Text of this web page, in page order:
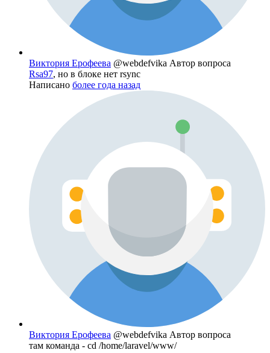
Виктория Ерофеева @webdefvika Автор вопроса
Rsa97, но в блоке нет rsync
Написано более года назад
Виктория Ерофеева @webdefvika Автор вопроса
там команда - cd /home/laravel/www/